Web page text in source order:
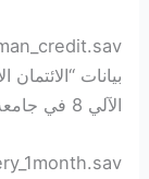
بيانات
الآلي 8 في جامعة كاليفورنيا، إيرفين.